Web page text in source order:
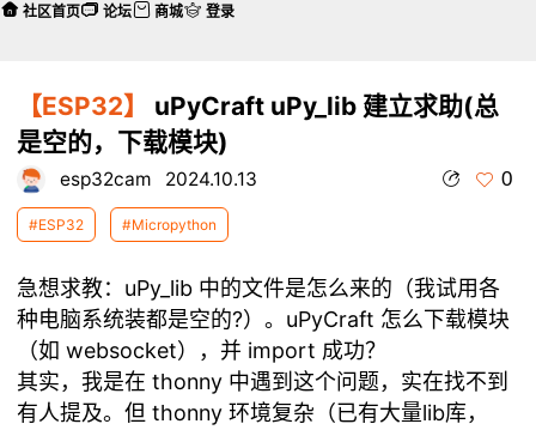
【ESP32】
uPyCraft uPy_lib 建立求助(总
是空的，下载模块)
esp32cam 2024.10.13 0
#ESP32 #Micropython
急想求教：uPy_lib 中的文件是怎么来的（我试用各
种电脑系统装都是空的?）。uPyCraft 怎么下载模块
（如 websocket），并 import 成功？
其实，我是在 thonny 中遇到这个问题，实在找不到
有人提及。但 thonny 环境复杂（已有大量lib库，
社区首页 论坛 商城 登录